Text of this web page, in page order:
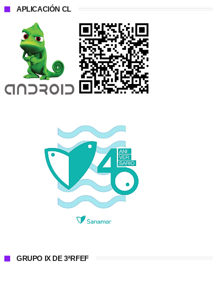
APLICACIÓN CL
GRUPO IX DE 3ªRFEF